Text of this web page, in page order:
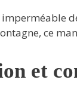
imperméable
ce
et